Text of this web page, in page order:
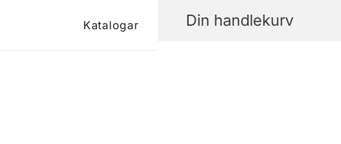
Din handlekurv
Katalogar Kontakt oss